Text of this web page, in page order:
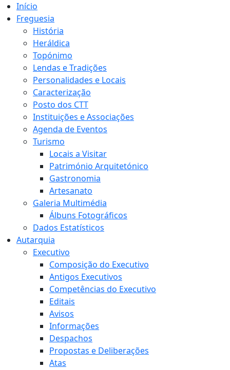
Início
Freguesia
História
Heráldica
Topónimo
Lendas e Tradições
Personalidades e Locais
Caracterização
Posto dos CTT
Instituições e Associações
Agenda de Eventos
Turismo
Locais a Visitar
Património Arquitetónico
Gastronomia
Artesanato
Galeria Multimédia
Álbuns Fotográficos
Dados Estatísticos
Autarquia
Executivo
Composição do Executivo
Antigos Executivos
Competências do Executivo
Editais
Avisos
Informações
Despachos
Propostas e Deliberações
Atas